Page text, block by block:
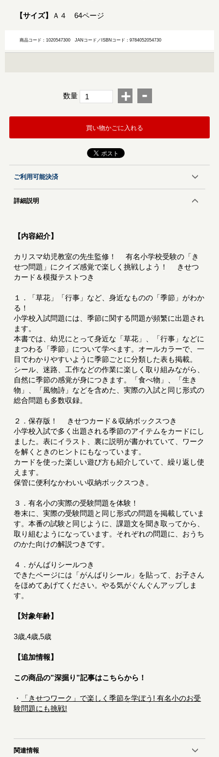
【サイズ】 Ａ４ 64ページ
商品コード：1020547300JANコード／ISBNコード：9784052054730
数量 + -
買い物かごに入れる
ご利用可能決済
詳細説明
【内容紹介】
カリスマ幼児教室の先生監修！ 有名小学校受験の「き
せつ問題」にクイズ感覚で楽しく挑戦しよう！ きせつ
カード＆模擬テストつき
１．「草花」「行事」など、身近なものの「季節」がわか
る！
小学校入試問題には、季節に関する問題が頻繁に出題され
ます。
本書では、幼児にとって身近な「草花」、「行事」などに
まつわる「季節」について学べます。オールカラーで、一
目でわかりやすいように季節ごとに分類した表も掲載。
シール、迷路、工作などの作業に楽しく取り組みながら、
自然に季節の感覚が身につきます。「食べ物」、「生き
物」、「風物詩」などを含めた、実際の入試と同じ形式の
総合問題も多数収録。
２．保存版！ きせつカード＆収納ボックスつき
小学校入試で多く出題される季節のアイテムをカードにし
ました。表にイラスト、裏に説明が書かれていて、ワーク
を解くときのヒントにもなっています。
カードを使った楽しい遊び方も紹介していて、繰り返し使
えます。
保管に便利なかわいい収納ボックスつき。
３．有名小の実際の受験問題を体験！
巻末に、実際の受験問題と同じ形式の問題を掲載していま
す。本番の試験と同じように、課題文を聞き取ってから、
取り組むようになっています。それぞれの問題に、おうち
のかた向けの解説つきです。
４．がんばりシールつき
できたページには「がんばりシール」を貼って、お子さん
をほめてあげてください。やる気がぐんぐんアップしま
す。
【対象年齢】
3歳,4歳,5歳
【追加情報】
この商品の”深掘り”記事はこちらから！
・
「きせつワーク」で楽しく季節を学ぼう! 有名小のお受
験問題にも挑戦!
関連情報